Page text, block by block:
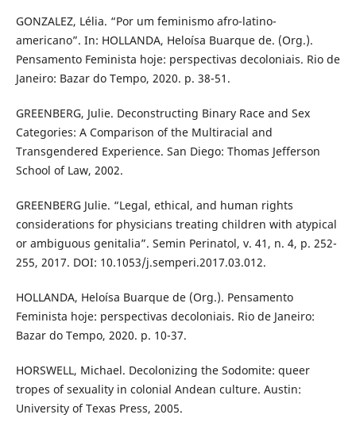
GONZALEZ, Lélia. “Por um feminismo afro-latino-
americano”. In: HOLLANDA, Heloísa Buarque de. (Org.).
Pensamento Feminista hoje: perspectivas decoloniais. Rio de
Janeiro: Bazar do Tempo, 2020. p. 38-51.
GREENBERG, Julie. Deconstructing Binary Race and Sex
Categories: A Comparison of the Multiracial and
Transgendered Experience. San Diego: Thomas Jefferson
School of Law, 2002.
GREENBERG Julie. “Legal, ethical, and human rights
considerations for physicians treating children with atypical
or ambiguous genitalia”. Semin Perinatol, v. 41, n. 4, p. 252-
255, 2017. DOI: 10.1053/j.semperi.2017.03.012.
HOLLANDA, Heloísa Buarque de (Org.). Pensamento
Feminista hoje: perspectivas decoloniais. Rio de Janeiro:
Bazar do Tempo, 2020. p. 10-37.
HORSWELL, Michael. Decolonizing the Sodomite: queer
tropes of sexuality in colonial Andean culture. Austin:
University of Texas Press, 2005.